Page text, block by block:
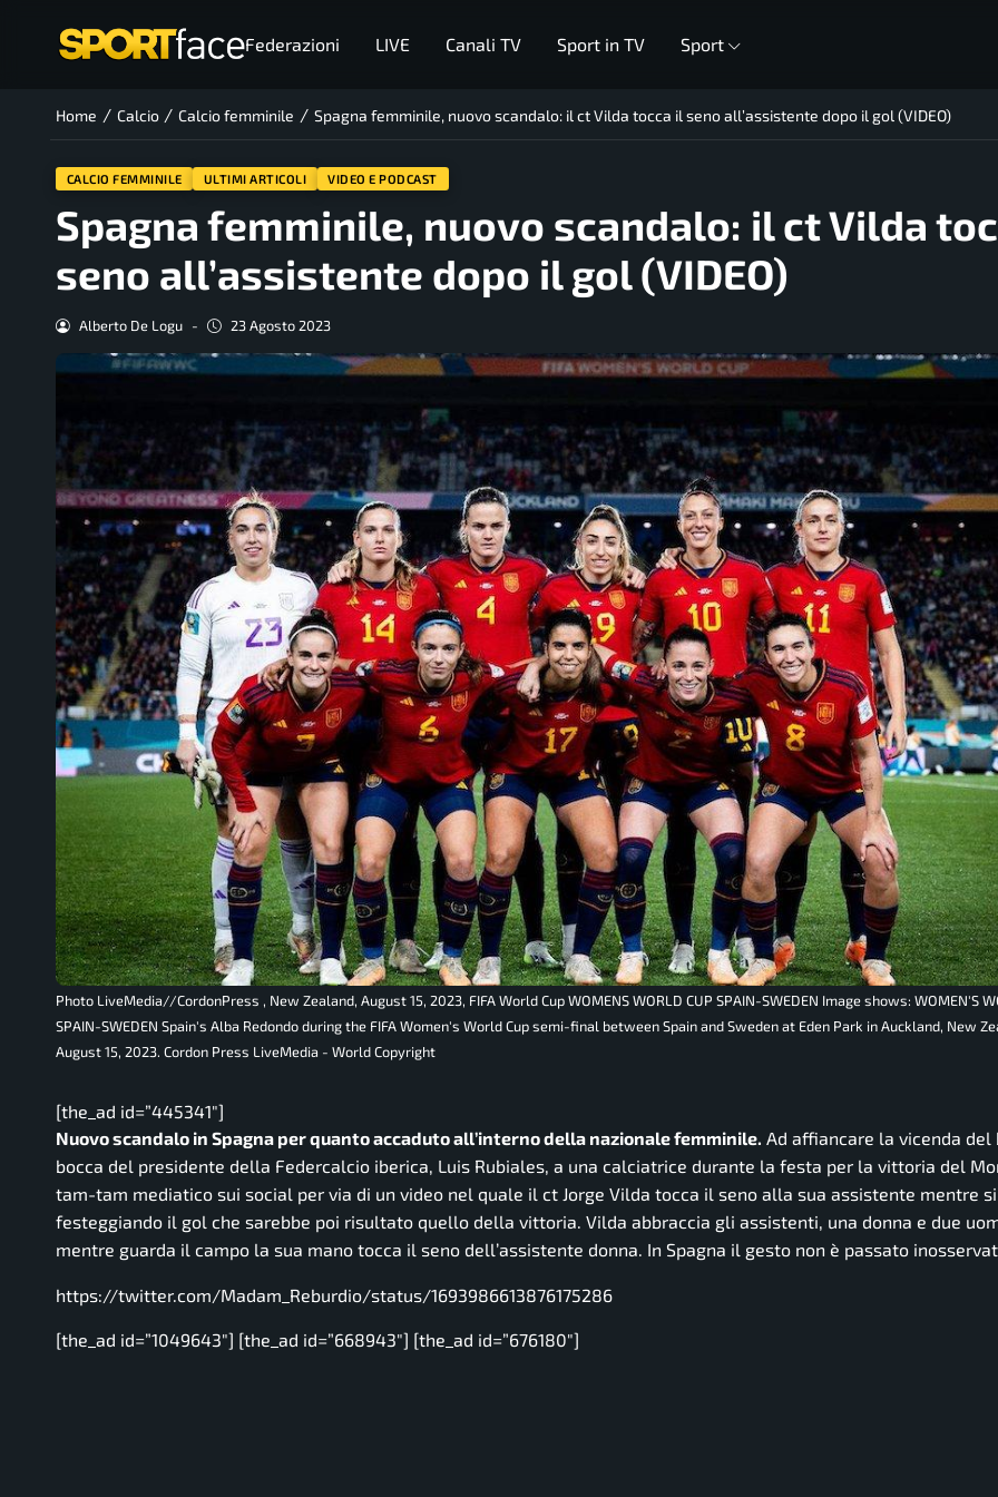
Federazioni LIVE Canali TV Sport in TV Sport
Home / Calcio / Calcio femminile / Spagna femminile, nuovo scandalo: il ct Vilda tocca il seno all’assistente dopo il gol (VIDEO)
CALCIO FEMMINILE ULTIMI ARTICOLI VIDEO E PODCAST
Spagna femminile, nuovo scandalo: il ct Vilda
seno all’assistente dopo il gol (VIDEO)
Alberto De Logu - 23 Agosto 2023
Photo LiveMedia//CordonPress , New Zealand, August 15, 2023, FIFA World Cup WOMENS WORLD CUP SPAIN-SWEDEN Image shows: WOMEN'S
SPAIN-SWEDEN Spain's Alba Redondo during the FIFA Women's World Cup semi-final between Spain and Sweden at Eden Park in Auckland, New
August 15, 2023. Cordon Press LiveMedia - World Copyright
[the_ad id=”445341″]
Nuovo scandalo in Spagna per quanto accaduto all’interno della nazionale femminile. Ad affiancare la vicenda del
bocca del presidente della Federcalcio iberica, Luis Rubiales, a una calciatrice durante la festa per la vittoria del
tam-tam mediatico sui social per via di un video nel quale il ct Jorge Vilda tocca il seno alla sua assistente mentre
festeggiando il gol che sarebbe poi risultato quello della vittoria. Vilda abbraccia gli assistenti, una donna e due
mentre guarda il campo la sua mano tocca il seno dell’assistente donna. In Spagna il gesto non è passato
https://twitter.com/Madam_Reburdio/status/1693986613876175286
[the_ad id=”1049643″] [the_ad id=”668943″] [the_ad id=”676180″]